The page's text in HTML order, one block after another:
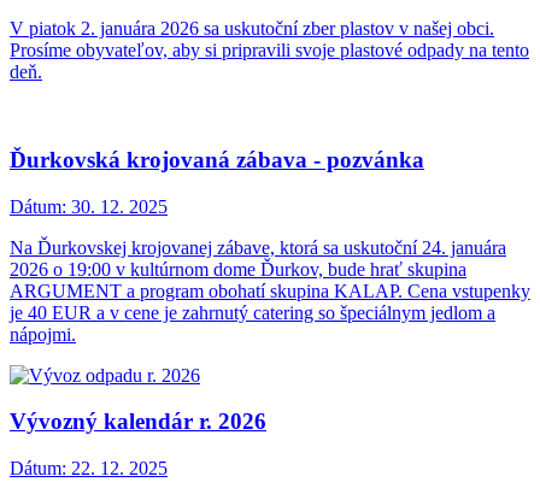
V piatok 2. januára 2026 sa uskutoční zber plastov v našej obci.
Prosíme obyvateľov, aby si pripravili svoje plastové odpady na tento
deň.
Ďurkovská krojovaná zábava - pozvánka
Dátum: 30. 12. 2025
Na Ďurkovskej krojovanej zábave, ktorá sa uskutoční 24. januára
2026 o 19:00 v kultúrnom dome Ďurkov, bude hrať skupina
ARGUMENT a program obohatí skupina KALAP. Cena vstupenky
je 40 EUR a v cene je zahrnutý catering so špeciálnym jedlom a
nápojmi.
Vývozný kalendár r. 2026
Dátum: 22. 12. 2025